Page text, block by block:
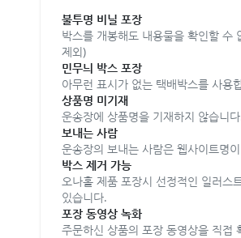
불투명 비닐 포장
박스를 개봉해도 내용물을 확인할 수
제외)
민무늬 박스 포장
아무런 표시가 없는 택배박스를 사용
상품명 미기재
운송장에 상품명을 기재하지 않습니
보내는 사람
운송장의 보내는 사람은 웹사이트명
박스 제거 가능
오나홀 제품 포장시 선정적인 일러스
있습니다.
포장 동영상 녹화
주문하신 상품의 포장 동영상을 직접